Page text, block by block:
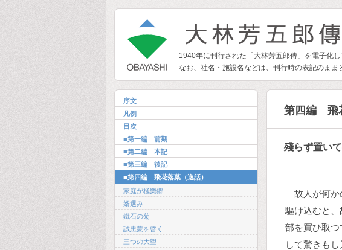
1940年に刊行された「大林芳五郎傳」を電子化し
なお、社名・施設名などは、刊行時の表記のまま
序文
凡例
目次
■第一編 前期
■第二編 本記
■第三編 後記
■第四編 飛花落葉（逸話）
家庭が極樂郷
婿選み
鐵石の菊
誠忠蒙を啓く
三つの大望
第四編 飛
殘らず置い
故人が何か
驅け込むと
部を買ひ取
して驚きも